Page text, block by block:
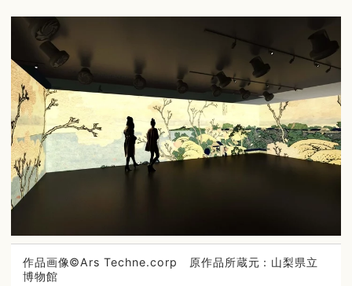
作品画像©Ars Techne.corp 原作品所蔵元：山梨県立
博物館